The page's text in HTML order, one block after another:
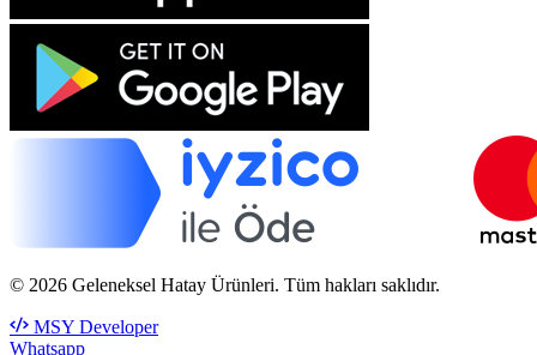
© 2026 Geleneksel Hatay Ürünleri. Tüm hakları saklıdır.
MSY Developer
Whatsapp